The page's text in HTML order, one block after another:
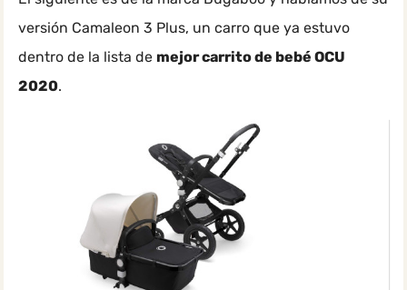
versión Camaleon 3 Plus, un carro que ya estuvo
dentro de la lista de mejor carrito de bebé OCU
2020.